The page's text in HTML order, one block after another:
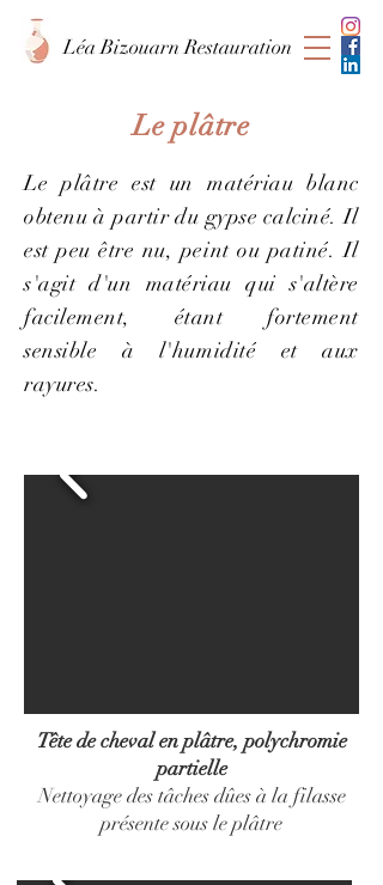
Léa Bizouarn Restauration
Le plâtre
Le plâtre est un matériau blanc
obtenu à partir du gypse calciné. Il
est peu être nu, peint ou patiné. Il
s'agit d'un matériau qui s'altère
facilement, étant fortement
sensible à l'humidité et aux
rayures.
Tête de cheval en plâtre, polychromie
partielle
Nettoyage des tâches dûes à la filasse
présente sous le plâtre